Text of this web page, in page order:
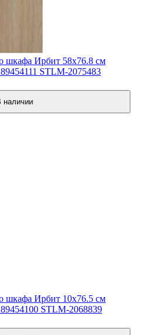
шкафа Ирбит 58x76.8 см
STLM-2075483
наличии
шкафа Ирбит 10x76.5 см
STLM-2068839